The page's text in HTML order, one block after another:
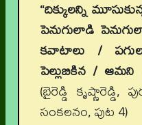
“దిక్కులన్ని
పెనుగులాడి
కవాటాలు /
పెల్లుబికిన / ఆమని
(బైరెడ్డి కృష్ణారెడ్డి,
సంకలనం, పుట 4)